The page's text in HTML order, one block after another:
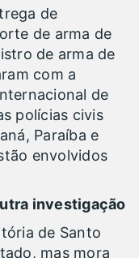
de
de arma de
de arma de
com a
de
polícias civis
Paraíba e
envolvidos
investigação
de Santo
mas mora